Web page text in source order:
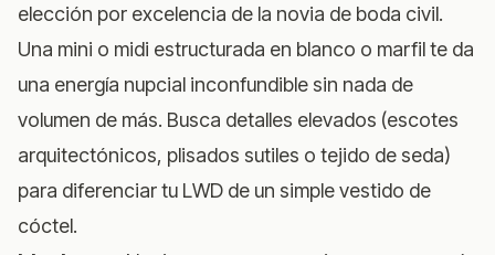
elección por excelencia de la novia de boda civil.
Una mini o midi estructurada en blanco o marfil te da
una energía nupcial inconfundible sin nada de
volumen de más. Busca detalles elevados (escotes
arquitectónicos, plisados sutiles o tejido de seda)
para diferenciar tu LWD de un simple vestido de
cóctel.